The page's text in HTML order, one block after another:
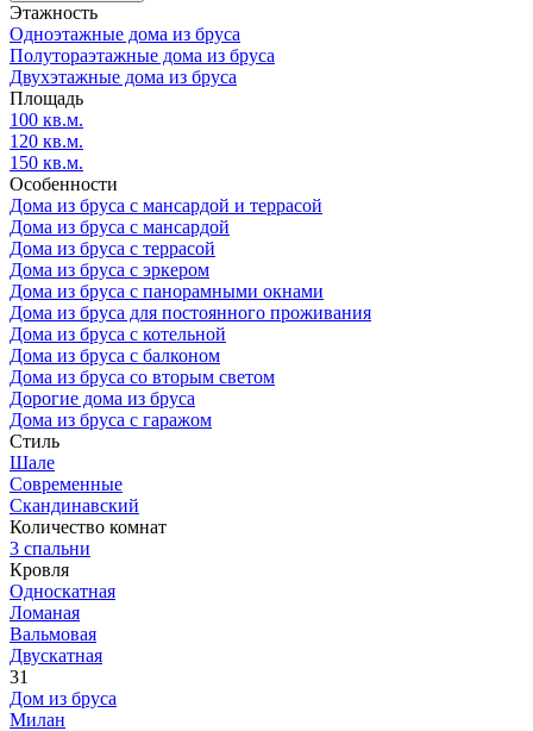
Этажность
Одноэтажные дома из бруса
Полутораэтажные дома из бруса
Двухэтажные дома из бруса
Площадь
100 кв.м.
120 кв.м.
150 кв.м.
Особенности
Дома из бруса с мансардой и террасой
Дома из бруса с мансардой
Дома из бруса с террасой
Дома из бруса с эркером
Дома из бруса с панорамными окнами
Дома из бруса для постоянного проживания
Дома из бруса с котельной
Дома из бруса с балконом
Дома из бруса со вторым светом
Дорогие дома из бруса
Дома из бруса с гаражом
Стиль
Шале
Современные
Скандинавский
Количество комнат
3 спальни
Кровля
Односкатная
Ломаная
Вальмовая
Двускатная
31
Дом из бруса
Милан